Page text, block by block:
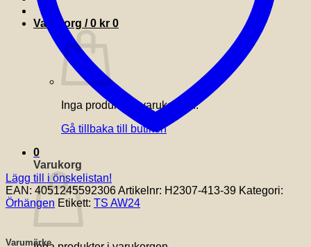
Varukorg /0 kr 0
Inga produkter i varukorgen.
Gå tillbaka till butiken
0
Varukorg
Lägg till i önskelistan!
EAN: 4051245592306Artikelnr: H2307-413-39 Kategori:
Örhängen Etikett: TS AW24
Varumärke